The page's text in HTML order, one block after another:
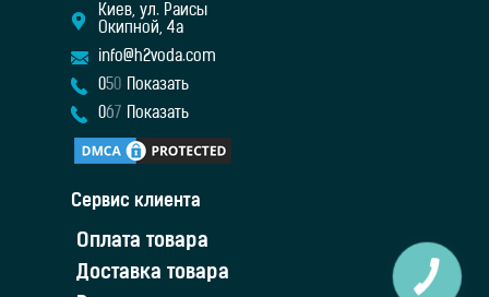
Киев, ул. Раисы
Окипной, 4а
info@h2voda.com
050
Показать
067 Показать
Сервис клиента
Оплата товара
Доставка товара